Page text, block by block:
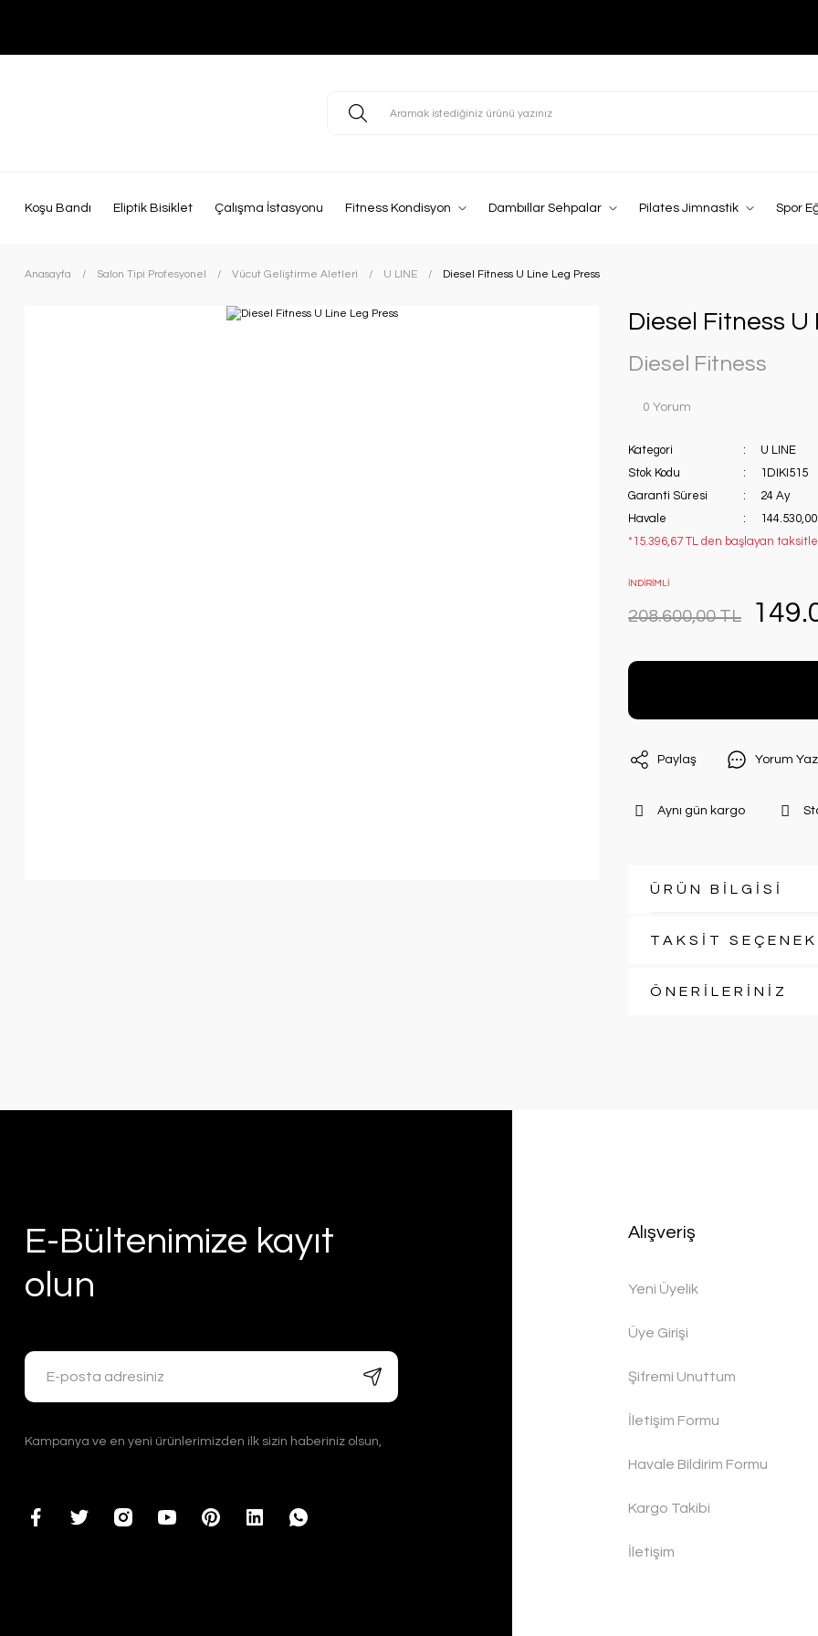
Koşu Bandı Eliptik Bisiklet Çalışma İstasyonu Fitness Kondisyon Dambıllar Sehpalar Pilates Jimnastik Spor
Anasayfa Salon Tipi Profesyonel Vücut Geliştirme Aletleri U LINE Diesel Fitness U Line Leg Press
Diesel Fitness
Diesel Fitness
0 Yorum
Kategori
U LINE
Stok Kodu
1DIKI515
Garanti Süresi
24 Ay
Havale
*15.396,67 TL den başlayan
İNDİRİMLİ
208.600,00 TL
Paylaş Yorum Yaz
Aynı gün kargo
ÜRÜN BİLGİSİ
TAKSİT
ÖNERİLERİNİZ
E-Bültenimize kayıt
olun
Kampanya ve en yeni ürünlerimizden ilk sizin haberiniz olsun,
Alışveriş
Yeni Üyelik
Üye Girişi
Şifremi Unuttum
İletişim Formu
Havale Bildirim Formu
Kargo Takibi
İletişim